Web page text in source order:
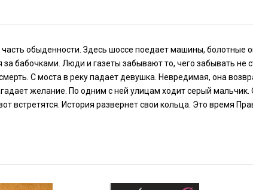
обыденности. Здесь шоссе поедает машины, болотные
за бабочками. Люди и газеты забывают то, чего забывать не
С моста в реку падает девушка. Невредимая, она
желание. По одним с ней улицам ходит серый мальчик.
встретятся. История развернет свои кольца. Это время